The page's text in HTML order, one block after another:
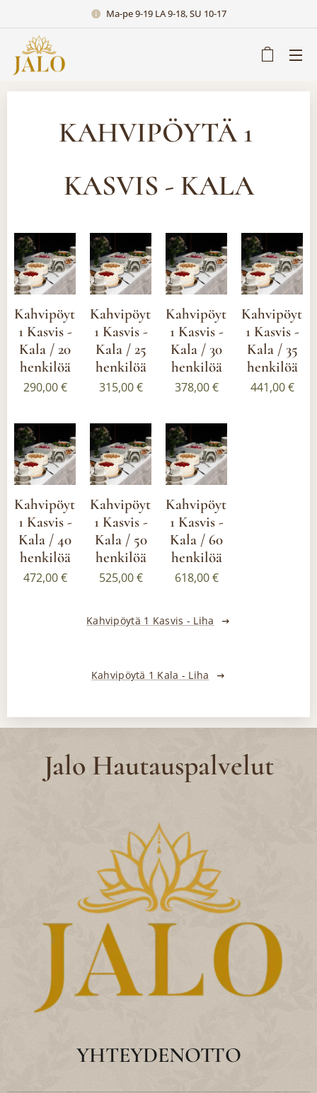
Ma-pe 9-19 LA 9-18, SU 10-17
KAHVIPÖYTÄ 1
KASVIS - KALA
Kahvipöytä
1 Kasvis -
Kala / 20
henkilöä
290,00€
Kahvipöytä
1 Kasvis -
Kala / 25
henkilöä
315,00€
Kahvipöytä
1 Kasvis -
Kala / 30
henkilöä
378,00€
Kahvipöytä
1 Kasvis -
Kala / 35
henkilöä
441,00€
Kahvipöytä
1 Kasvis -
Kala / 40
henkilöä
472,00€
Kahvipöytä
1 Kasvis -
Kala / 50
henkilöä
525,00€
Kahvipöytä
1 Kasvis -
Kala / 60
henkilöä
618,00€
Kahvipöytä 1 Kasvis - Liha
Kahvipöytä 1 Kala - Liha
Jalo Hautauspalvelut
YHTEYDENOTTO